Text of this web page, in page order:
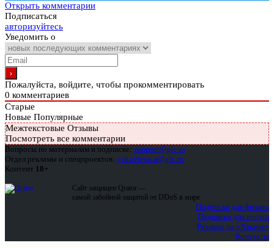
Открыть комментарии
Подписаться
авторизуйтесь
Уведомить о
Пожалуйста, войдите, чтобы прокомментировать
0 комментариев
Старые
Новые Популярные
Межтекстовые Отзывы
Посмотреть все комментарии
Вопросы по материалам и подписке: support@glc.ru
Отдел рекламы и спецпроектов: yakovleva.a@glc.ru
Контент 18+
Сайт защищен Qrator —
самой забойной защитой от DDoS в мире
Подписка для физлиц
Подписка для юрлиц
Реклама на «Хакере»
Контакты